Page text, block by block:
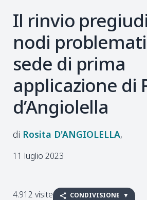
Il rinvio
nodi
sede di prima
applicazione di
d’Angiolella
Rosita D'ANGIOLELLA
11 luglio 2023
4.912 visite CONDIVISIONE